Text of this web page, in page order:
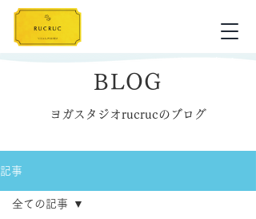
BLOG
ヨガスタジオrucrucのブログ
記事
全ての記事